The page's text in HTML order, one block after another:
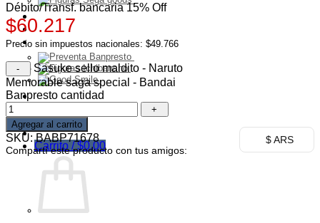
Franquicia
Ultimos Ingresos
Preventa
Ofertas
$ ARS
Carrito /$0,00
Débito/Transf. bancaria 15% Off
$60.217
Precio sin impuestos nacionales: $49.766
Sasuke sello maldito - Naruto
Memorable saga special - Bandai
Banpresto cantidad
Agregar al carrito
SKU:BABP71678
Compartí este producto con tus amigos: